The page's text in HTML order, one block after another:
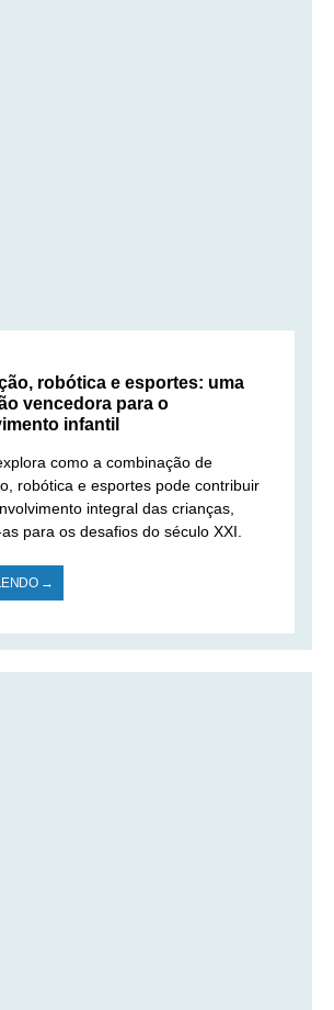
robótica e esportes: uma
vencedora para o
infantil
como a combinação de
robótica e esportes pode contribuir
integral das crianças,
para os desafios do século XXI.
→